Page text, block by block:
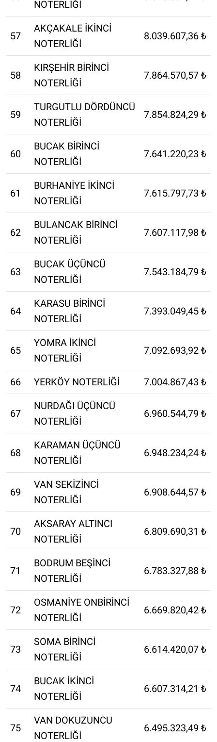
NOTERLİĞİ
57
AKÇAKALE İKİNCİ
NOTERLİĞİ
8.039.607,36 ₺
58
KIRŞEHİR BİRİNCİ
NOTERLİĞİ
7.864.570,57 ₺
59
TURGUTLU DÖRDÜNCÜ
NOTERLİĞİ
7.854.824,29 ₺
60
BUCAK BİRİNCİ
NOTERLİĞİ
7.641.220,23 ₺
61
BURHANİYE İKİNCİ
NOTERLİĞİ
7.615.797,73 ₺
62
BULANCAK BİRİNCİ
NOTERLİĞİ
7.607.117,98 ₺
63
BUCAK ÜÇÜNCÜ
NOTERLİĞİ
7.543.184,79 ₺
64
KARASU BİRİNCİ
NOTERLİĞİ
7.393.049,45 ₺
65
YOMRA İKİNCİ
NOTERLİĞİ
7.092.693,92 ₺
66 YERKÖY NOTERLİĞİ 7.004.867,43 ₺
67
NURDAĞI ÜÇÜNCÜ
NOTERLİĞİ
6.960.544,79 ₺
68
KARAMAN ÜÇÜNCÜ
NOTERLİĞİ
6.948.234,24 ₺
69
VAN SEKİZİNCİ
NOTERLİĞİ
6.908.644,57 ₺
70
AKSARAY ALTINCI
NOTERLİĞİ
6.809.690,31 ₺
71
BODRUM BEŞİNCİ
NOTERLİĞİ
6.783.327,88 ₺
72
OSMANİYE ONBİRİNCİ
NOTERLİĞİ
6.669.820,42 ₺
73
SOMA BİRİNCİ
NOTERLİĞİ
6.614.420,07 ₺
74
BUCAK İKİNCİ
NOTERLİĞİ
6.607.314,21 ₺
75
VAN DOKUZUNCU
NOTERLİĞİ
6.495.323,49 ₺